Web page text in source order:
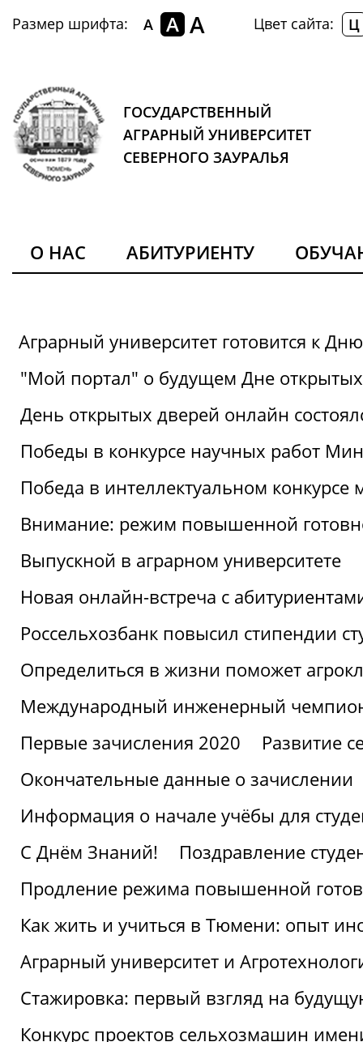
Размер шрифта: A A A Цвет сайта: Ц
ГОСУДАРСТВЕННЫЙ
АГРАРНЫЙ УНИВЕРСИТЕТ
СЕВЕРНОГО ЗАУРАЛЬЯ
О НАС АБИТУРИЕНТУ
Аграрный университет готовится к
"Мой портал" о будущем Дне
День открытых дверей онлайн
Победы в конкурсе научных работ
Победа в интеллектуальном конкурсе
Внимание: режим повышенной
Выпускной в аграрном университете
Новая онлайн-встреча с
Россельхозбанк повысил стипендии
Определиться в жизни поможет
Международный инженерный
Первые зачисления 2020
Развитие
Окончательные данные о зачислении
Информация о начале учёбы для
С Днём Знаний!
Поздравление
Продление режима повышенной
Как жить и учиться в Тюмени: опыт
Аграрный университет и
Стажировка: первый взгляд на
Конкурс проектов сельхозмашин